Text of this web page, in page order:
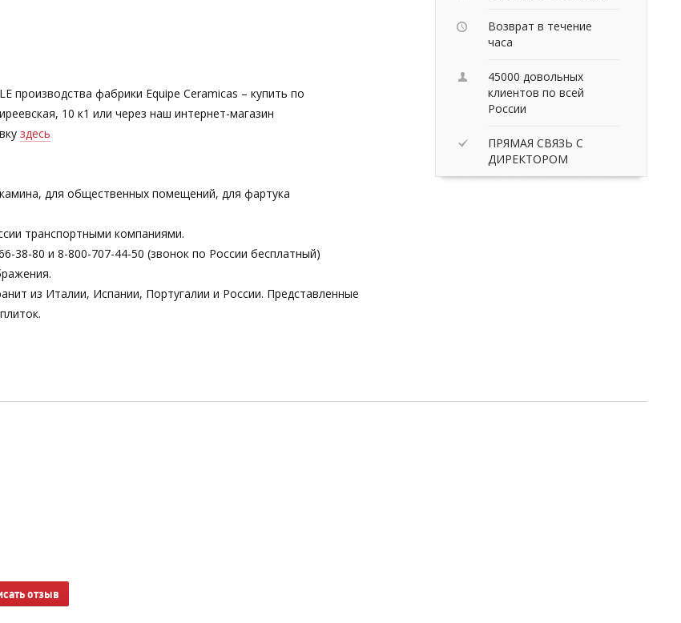
производства фабрики Equipe Ceramicas – купить по
10 к1 или через наш интернет-магазин
здесь
для общественных помещений, для фартука
транспортными компаниями.
38-80 и 8-800-707-44-50 (звонок по России бесплатный)
из Италии, Испании, Португалии и России. Представленные
Возврат в течение
часа
45000 довольных
клиентов по всей
России
ПРЯМАЯ СВЯЗЬ С
ДИРЕКТОРОМ
отзыв